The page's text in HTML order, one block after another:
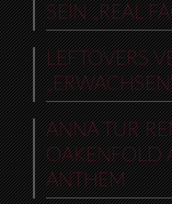
SEIN „REAL
LEFTOVERS
ANNA TUR
OAKENFOLD
ANTHEM